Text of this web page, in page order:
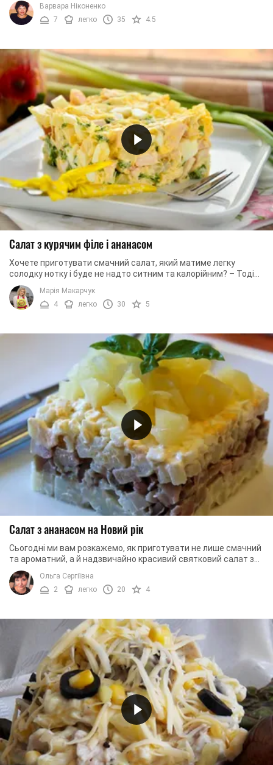
Варвара Ніконенко
7
легко 35 4.5
Салат з курячим філе і ананасом
Хочете приготувати смачний салат, який матиме легку
солодку нотку і буде не надто ситним та калорійним? – Тоді
збережіть цей рецепт, адже ми ...
Марія Макарчук
4
легко 30 5
Салат з ананасом на Новий рік
Сьогодні ми вам розкажемо, як приготувати не лише смачний
та ароматний, а й надзвичайно красивий святковий салат з
ананасів та моркви. Така страва ...
Ольга Сергіївна
2
легко 20 4